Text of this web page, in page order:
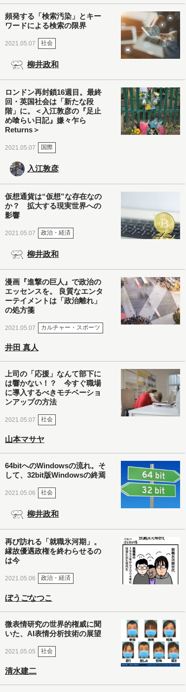
頻発する「検索汚染」とキー
ワードによる検索の限界
2021.05.07 社会
柳井政和
ロンドン再封鎖16週目。最終
回・英国社会は「新たな段
階」に。＜入江敦彦の『足止
め喰らい日記』嫌々乍ら
Returns＞
2021.05.07 国際
入江敦彦
仮想通貨は“仮想”な存在なの
か？ 拡大する現実世界への
影響
2021.05.07 政治・経済
柳井政和
漫画『進撃の巨人』で政治の
エッセンスを。 良質なエンタ
ーテイメントは「政治離れ」
の処方箋
2021.05.07 カルチャー・スポーツ
井田 真人
上司の「応援」なんて部下に
は響かない！？ 今すぐ職場
に導入するべきモチベーショ
ンアップの方法
2021.05.07 社会
山本マサヤ
64bitへのWindowsの流れ。そ
して、32bit版Windowsの終焉
2021.05.06 社会
柳井政和
再び訪れる「就職氷河期」。
縁故優遇政権を終わらせるの
は今
2021.05.06 政治・経済
ぼうごなつこ
微表情研究の世界的権威に聞
いた、AI表情分析技術の展望
2021.05.05 社会
清水建二